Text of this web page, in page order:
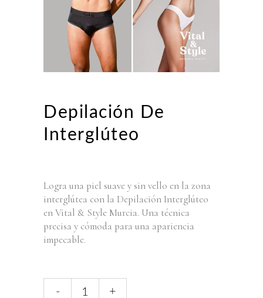
Depilación De
Interglúteo
Logra una piel suave y sin vello en la zona
interglútea con la Depilación Interglúteo
en Vital & Style Murcia. Una técnica
precisa y cómoda para una apariencia
impecable.
- +